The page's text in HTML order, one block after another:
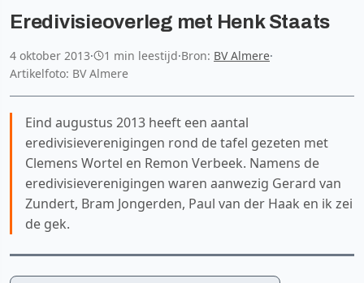
Eredivisieoverleg met Henk Staats
4 oktober 2013· 1 min leestijd·Bron: BV Almere·
Artikelfoto: BV Almere
Eind augustus 2013 heeft een aantal
eredivisieverenigingen rond de tafel gezeten met
Clemens Wortel en Remon Verbeek. Namens de
eredivisieverenigingen waren aanwezig Gerard van
Zundert, Bram Jongerden, Paul van der Haak en ik zei
de gek.